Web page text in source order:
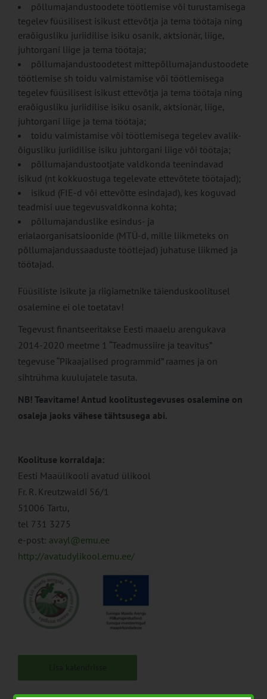
põllumajandustoodete töötlemise või turustamisega
tegelev füüsilisest isikust ettevõtja ja tema töötaja ning
eraõigusliku juriidilise isiku osanik, aktsionär, liige,
juhtorgani liige ja tema töötaja;
põllumajandustoodetest mittepõllumajandustoodete
töötlemise sh toidu valmistamise või töötlemisega
tegelev füüsilisest isikust ettevõtja ja tema töötaja ning
eraõigusliku juriidilise isiku osanik, aktsionär, liige,
juhtorgani liige ja tema töötaja;
toidu valmistamise või töötlemisega tegelev avalik-
õigusliku juriidilise isiku juhtorgani liige või töötaja;
põllumajandustootjate valdkonda teenindavad
isikud (nt kokkuostuga tegelevate ettevõtete töötajad);
isikud (FIE-d või ettevõtte esindajad), kes koguvad
teadmisi uue tegevusvaldkonna kohta;
põllumajanduslike esindus- ja
erialaorganisatsioonide (MTÜ-d, mille liikmeteks on
põllumajandussaaduste töötlejad) juhatuse liikmed ja
töötajad.
Füüsiliste isikute ja riigiametnike täienduskoolitusel
osalemine ei ole toetatav!
Tegevust finantseeritakse Eesti maaelu arengukava
2014-2020 meetme 1 “Teadmussiire ja teavitus”
tegevuse “Pikaajalised programmid” raames ja on
sihtrühma kuulujatele tasuta.
NB! Teavitame! Antud koolitustegevuses osalemine on
osaleja jaoks vähese tähtsusega abi.
Koolituse korraldaja:
Eesti Maaülikooli avatud ülikool
Fr. R. Kreutzwaldi 56/1
51006 Tartu,
tel 731 3275
e-post: avayl@emu.ee
http://avatudylikool.emu.ee/